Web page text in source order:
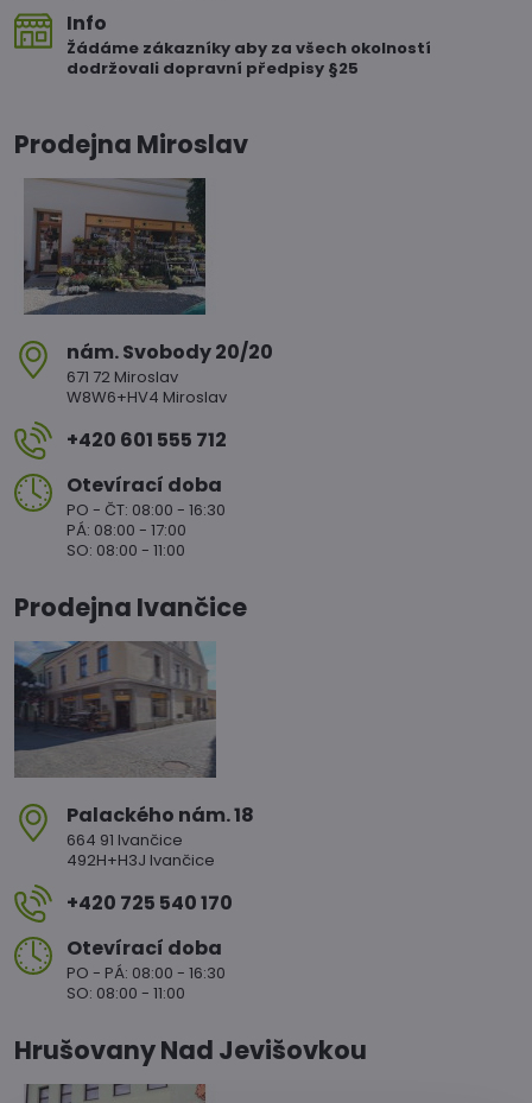
Info
Žádáme zákazníky aby za všech okolností
dodržovali dopravní předpisy §25
Prodejna Miroslav
nám​. Svobody 20/20
671 72 Miroslav
W8W6+HV4 Miroslav
+420 601 555 712
Otevírací doba
PO - ČT: 08:00 - 16:30
PÁ: 08:00 - 17:00
SO: 08:00 - 11:00
Prodejna Ivančice
Palackého nám​. 18
664 91 Ivančice
492H+H3J Ivančice
+420 725 540 170
Otevírací doba
PO - PÁ: 08:00 - 16:30
SO: 08:00 - 11:00
Hrušovany Nad Jevišovkou